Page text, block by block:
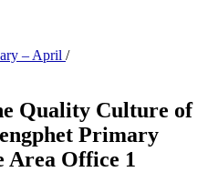
– April /
Quality Culture of
Primary
Area Office 1